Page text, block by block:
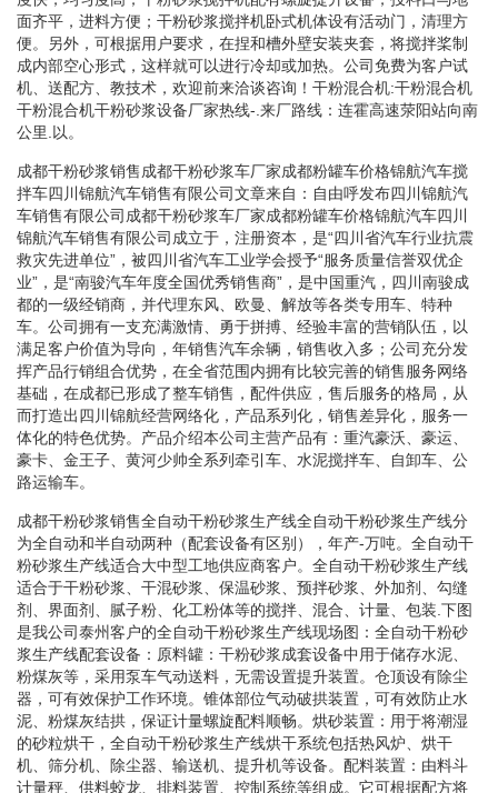
面齐平，进料方便；干粉砂浆搅拌机卧式机体设有活动门，清理方
便。另外，可根据用户要求，在捏和槽外壁安装夹套，将搅拌桨制
成内部空心形式，这样就可以进行冷却或加热。公司免费为客户试
机、送配方、教技术，欢迎前来洽谈咨询！干粉混合机:干粉混合机
干粉混合机干粉砂浆设备厂家热线-.来厂路线：连霍高速荥阳站向南
公里.以。
成都干粉砂浆销售成都干粉砂浆车厂家成都粉罐车价格锦航汽车搅
拌车四川锦航汽车销售有限公司文章来自：自由呼发布四川锦航汽
车销售有限公司成都干粉砂浆车厂家成都粉罐车价格锦航汽车四川
锦航汽车销售有限公司成立于，注册资本，是“四川省汽车行业抗震
救灾先进单位”，被四川省汽车工业学会授予“服务质量信誉双优企
业”，是“南骏汽车年度全国优秀销售商”，是中国重汽，四川南骏成
都的一级经销商，并代理东风、欧曼、解放等各类专用车、特种
车。公司拥有一支充满激情、勇于拼搏、经验丰富的营销队伍，以
满足客户价值为导向，年销售汽车余辆，销售收入多；公司充分发
挥产品行销组合优势，在全省范围内拥有比较完善的销售服务网络
基础，在成都已形成了整车销售，配件供应，售后服务的格局，从
而打造出四川锦航经营网络化，产品系列化，销售差异化，服务一
体化的特色优势。产品介绍本公司主营产品有：重汽豪沃、豪运、
豪卡、金王子、黄河少帅全系列牵引车、水泥搅拌车、自卸车、公
路运输车。
成都干粉砂浆销售全自动干粉砂浆生产线全自动干粉砂浆生产线分
为全自动和半自动两种（配套设备有区别），年产-万吨。全自动干
粉砂浆生产线适合大中型工地供应商客户。全自动干粉砂浆生产线
适合于干粉砂浆、干混砂浆、保温砂浆、预拌砂浆、外加剂、勾缝
剂、界面剂、腻子粉、化工粉体等的搅拌、混合、计量、包装.下图
是我公司泰州客户的全自动干粉砂浆生产线现场图：全自动干粉砂
浆生产线配套设备：原料罐：干粉砂浆成套设备中用于储存水泥、
粉煤灰等，采用泵车气动送料，无需设置提升装置。仓顶设有除尘
器，可有效保护工作环境。锥体部位气动破拱装置，可有效防止水
泥、粉煤灰结拱，保证计量螺旋配料顺畅。烘砂装置：用于将潮湿
的砂粒烘干，全自动干粉砂浆生产线烘干系统包括热风炉、烘干
机、筛分机、除尘器、输送机、提升机等设备。配料装置：由料斗
计量秤、供料蛟龙、排料装置、控制系统等组成。它可根据配方将